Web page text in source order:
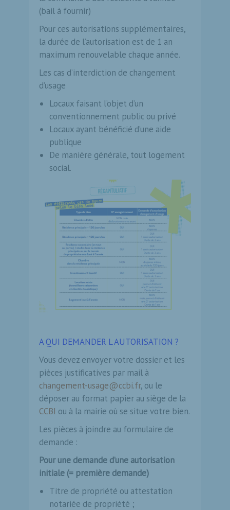
(bail à fournir)
Pour ces autorisations supplémentaires,
la durée de l’autorisation est de 1 an
maximum renouvelable chaque année.
Les cas d’interdiction de changement
d’usage
Locaux faisant l’objet d’un
conventionnement public ou privé
Locaux ayant bénéficié d’une aide
publique
De manière générale, tout logement
social.
A QUI DEMANDER L AUTORISATION ?
Vous devez envoyer votre dossier et les
pièces justificatives par mail à
changement-usage@ccbi.fr, ou le
déposer au format papier au siège de la
CCBI ou à la mairie où se situe votre bien.
Les pièces à joindre au formulaire de
demande :
Pour une demande d’une autorisation
initiale (= première demande)
Titre de propriété ou attestation
notariée de propriété ;